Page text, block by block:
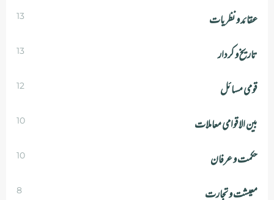
عقائد و نظریات 13
تاریخ و کردار 13
قومی مسائل 12
بین الاقوامی معاملات 10
حکمت و عرفان 10
معیشت و تجارت 8